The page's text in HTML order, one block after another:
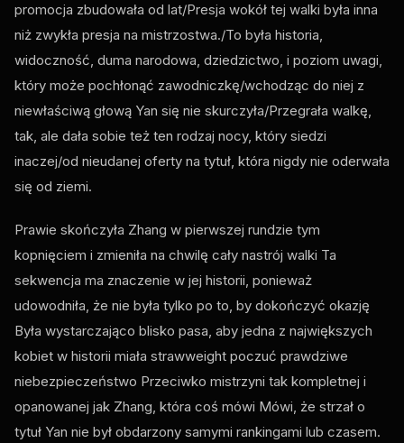
promocja zbudowała od lat/Presja wokół tej walki była inna
niż zwykła presja na mistrzostwa./To była historia,
widoczność, duma narodowa, dziedzictwo, i poziom uwagi,
który może pochłonąć zawodniczkę/wchodząc do niej z
niewłaściwą głową Yan się nie skurczyła/Przegrała walkę,
tak, ale dała sobie też ten rodzaj nocy, który siedzi
inaczej/od nieudanej oferty na tytuł, która nigdy nie oderwała
się od ziemi.
Prawie skończyła Zhang w pierwszej rundzie tym
kopnięciem i zmieniła na chwilę cały nastrój walki Ta
sekwencja ma znaczenie w jej historii, ponieważ
udowodniła, że nie była tylko po to, by dokończyć okazję
Była wystarczająco blisko pasa, aby jedna z największych
kobiet w historii miała strawweight poczuć prawdziwe
niebezpieczeństwo Przeciwko mistrzyni tak kompletnej i
opanowanej jak Zhang, która coś mówi Mówi, że strzał o
tytuł Yan nie był obdarzony samymi rankingami lub czasem.